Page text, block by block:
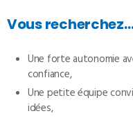
Vous
Une forte autonomie
confiance,
Une petite équipe
idées,